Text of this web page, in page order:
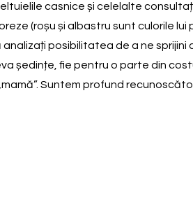
casnice și celelalte
(roșu și albastru sunt culorile
posibilitatea de a ne
fie pentru o parte din
Suntem profund